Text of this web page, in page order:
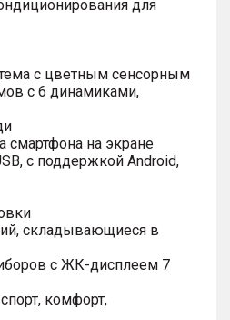
для
с цветным сенсорным
с 6 динамиками,
смартфона на экране
с поддержкой Android,
складывающиеся в
с ЖК-дисплеем 7
комфорт,